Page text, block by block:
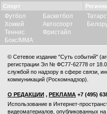
Спорт
Футбол
Хоккей
Теннис
Бокс/ММА
Баскетбол
Автоспорт
Фристайл
© Сетевое издание "Суть событий"
регистрации Эл № ФС77-62778 от
службой по надзору в сфере связи,
коммуникаций (Роскомнадзор).
О РЕДАКЦИИ , РЕКЛАМА +7 (495)
Использование в Интернет-
видеоматериалов, опубликованных